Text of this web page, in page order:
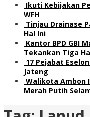
Ikuti Kebijakan
WFH
Tinjau Drainase
Hal Ini
Kantor BPD GBI
Tekankan Tiga
17 Pejabat
Jateng
Walikota Ambon
Merah Putih